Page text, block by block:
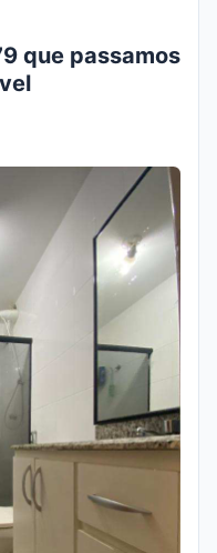
que passamos